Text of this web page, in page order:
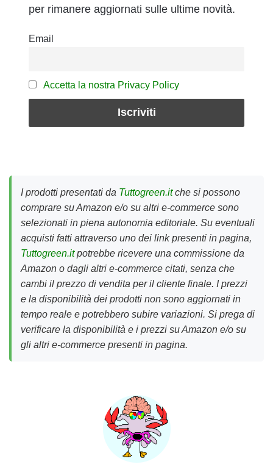
per rimanere aggiornati sulle ultime novità.
Email
Accetta la nostra Privacy Policy
I prodotti presentati da Tuttogreen.itche si possono
comprare su Amazon e/o su altri e-commerce sono
selezionati in piena autonomia editoriale. Su eventuali
acquisti fatti attraverso uno dei link presenti in pagina,
Tuttogreen.itpotrebbe ricevere una commissione da
Amazon o dagli altri e-commerce citati, senza che
cambi il prezzo di vendita per il cliente finale. I prezzi
e la disponibilità dei prodotti non sono aggiornati in
tempo reale e potrebbero subire variazioni. Si prega di
verificare la disponibilità e i prezzi su Amazon e/o su
gli altri e-commerce presenti in pagina.